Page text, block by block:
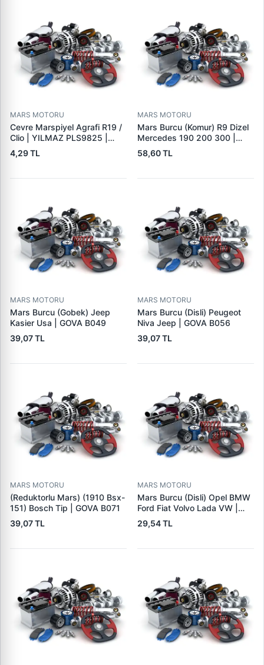
MARS MOTORU
Cevre Marspiyel Agrafi R19 /
Clio | YILMAZ PLS9825 |
OEM 7703077256
4,29 TL
MARS MOTORU
Mars Burcu (Komur) R9 Dizel
Mercedes 190 200 300 |
GOVA B047
58,60 TL
MARS MOTORU
Mars Burcu (Gobek) Jeep
Kasier Usa | GOVA B049
39,07 TL
MARS MOTORU
Mars Burcu (Disli) Peugeot
Niva Jeep | GOVA B056
39,07 TL
MARS MOTORU
(Reduktorlu Mars) (1910 Bsx-
151) Bosch Tip | GOVA B071
39,07 TL
MARS MOTORU
Mars Burcu (Disli) Opel BMW
Ford Fiat Volvo Lada VW |
GOVA B090
29,54 TL